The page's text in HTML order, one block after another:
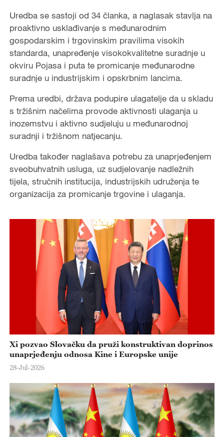
Uredba se sastoji od 34 članka, a naglasak stavlja na
proaktivno usklađivanje s međunarodnim
gospodarskim i trgovinskim pravilima visokih
standarda, unapređenje visokokvalitetne suradnje u
okviru Pojasa i puta te promicanje međunarodne
suradnje u industrijskim i opskrbnim lancima.
Prema uredbi, država podupire ulagatelje da u skladu
s tržišnim načelima provode aktivnosti ulaganja u
inozemstvu i aktivno sudjeluju u međunarodnoj
suradnji i tržišnom natjecanju.
Uredba također naglašava potrebu za unaprjeđenjem
sveobuhvatnih usluga, uz sudjelovanje nadležnih
tijela, stručnih institucija, industrijskih udruženja te
organizacija za promicanje trgovine i ulaganja.
Xi pozvao Slovačku da pruži konstruktivan doprinos
unaprjeđenju odnosa Kine i Europske unije
28-Jul-2026